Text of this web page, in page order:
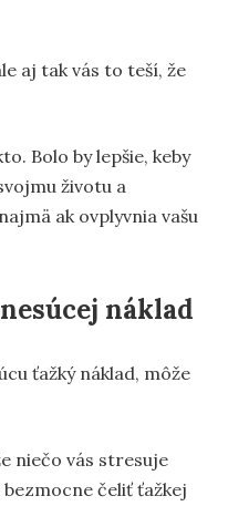
aj tak vás to teší, že
Bolo by lepšie, keby
životu a
ak ovplyvnia vašu
náklad
ťažký náklad, môže
niečo vás stresuje
čeliť ťažkej